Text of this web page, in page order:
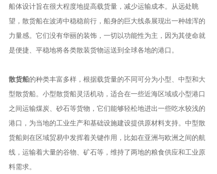
船体设计旨在很大程度地提高载货量，减少运输成本。从远处眺
望，散货船在波涛中稳稳前行，船身的巨大线条展现出一种雄浑的
力量感。它们没有华丽的装饰，一切以功能性为主，因为其使命就
是便捷、平稳地将各类散装货物运送到全球各地的港口。
散货船的种类丰富多样，根据载货量的不同可分为小型、中型和大
型散货船。小型散货船灵活机动，适合在一些近海区域或小型港口
之间运输煤炭、砂石等货物，它们能够轻松地进出一些吃水较浅的
港口，为当地的工业生产和基础设施建设提供原材料支持。中型散
货船则在区域贸易中发挥着关键作用，比如在亚洲与欧洲之间的航
线，运输着大量的谷物、矿石等，维持了两地的粮食供应和工业原
料需求。